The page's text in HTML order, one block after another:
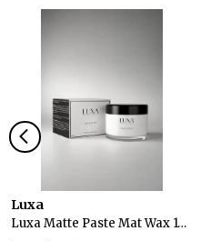
Luxa
Luxa Matte Paste Mat Wax 100 ml